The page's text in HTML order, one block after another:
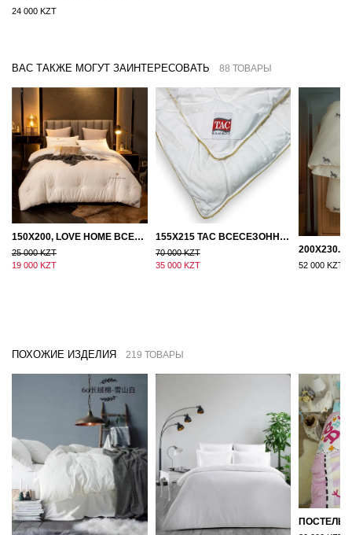
24 000 KZT
ВАС ТАКЖЕ МОГУТ ЗАИНТЕРЕСОВАТЬ 88 ТОВАРЫ
150Х200, LOVE HOME ВСЕСЕЗОННОЕ ОДЕЯЛО ИЗ ХЛОПКА С НАПОЛНИТЕЛЕМ МИКРОГЕЛЬ
25 000 KZT
19 000 KZT
155Х215 TAC ВСЕСЕЗОННОЕ ХЛОПКОВОЕ ОДЕЯЛО ИЗ БАМБУКОВОГО ВОЛОКНА
70 000 KZT
35 000 KZT
52 000 KZT
ПОХОЖИЕ ИЗДЕЛИЯ 219 ТОВАРЫ